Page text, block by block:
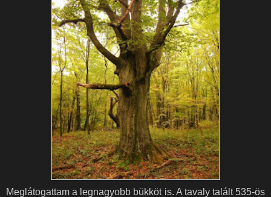
Meglátogattam a legnagyobb bükköt is. A tavaly talált 535-ös